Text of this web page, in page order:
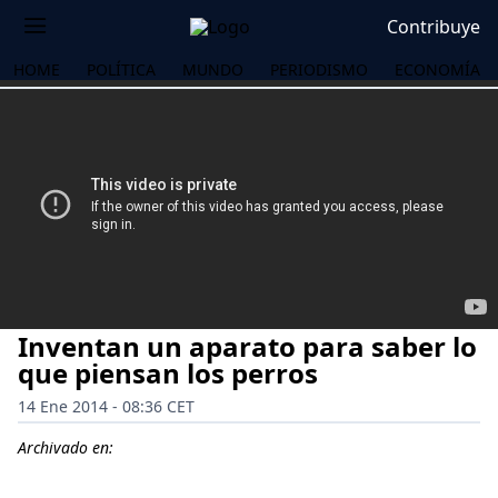
Contribuye
HOME POLÍTICA MUNDO PERIODISMO ECONOMÍA
Inventan un aparato para saber lo
que piensan los perros
14 Ene 2014 - 08:36 CET
Archivado en: